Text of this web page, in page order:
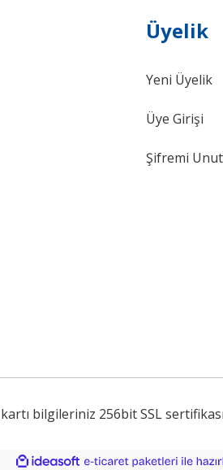
Üyelik
Yeni Üyelik
Üye Girişi
Şifremi
bilgileriniz 256bit SSL
ideasoft e-